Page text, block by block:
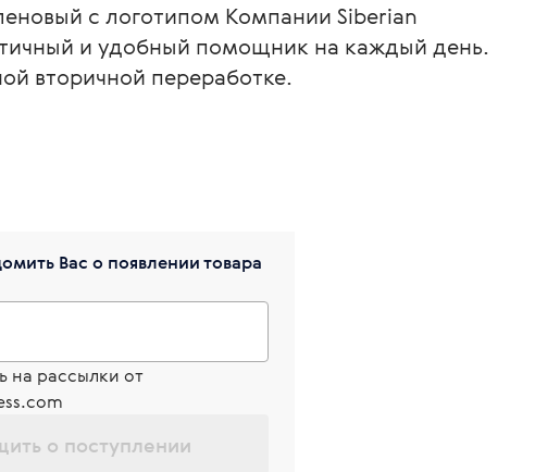
с логотипом Компании Siberian
и удобный помощник на каждый день.
вторичной переработке.
Вас о появлении товара
на рассылки от
о поступлении